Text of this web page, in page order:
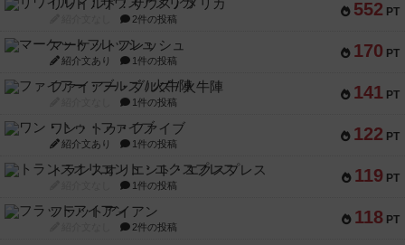
552 PT
リワイルド：サウスアメリカ
2件の投稿
170 PT
マーケットフレッシュ
紹介文あり 1件の投稿
141 PT
ファイアー・ブルズ / 火牛陣
1件の投稿
122 PT
ワン・トゥ・ファイブ
紹介文あり 1件の投稿
119 PT
トランスオリエント・エクスプレス
1件の投稿
118 PT
フラットアイアン
2件の投稿